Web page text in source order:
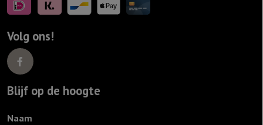
Volg ons!
Blijf op de hoogte
Naam